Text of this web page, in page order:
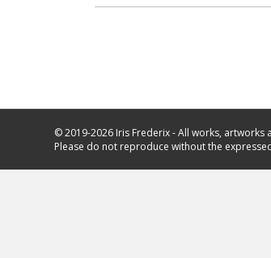
© 2019-2026 Iris Frederix - All works, artworks
Please do not reproduce without the